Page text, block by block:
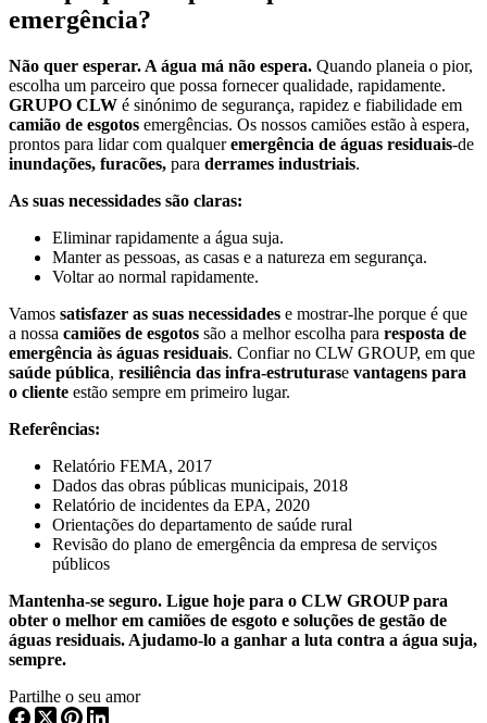
emergência?
Não quer esperar. A água má não espera. Quando planeia o pior,
escolha um parceiro que possa fornecer qualidade, rapidamente.
GRUPO CLW é sinónimo de segurança, rapidez e fiabilidade em
camião de esgotos emergências. Os nossos camiões estão à espera,
prontos para lidar com qualqueremergência de águas residuais-de
inundações, furacões, para derrames industriais.
As suas necessidades são claras:
Eliminar rapidamente a água suja.
Manter as pessoas, as casas e a natureza em segurança.
Voltar ao normal rapidamente.
Vamos satisfazer as suas necessidades e mostrar-lhe porque é que
a nossa camiões de esgotos são a melhor escolha para resposta de
emergência às águas residuais. Confiar no CLW GROUP, em que
saúde pública, resiliência das infra-estruturase vantagens para
o cliente estão sempre em primeiro lugar.
Referências:
Relatório FEMA, 2017
Dados das obras públicas municipais, 2018
Relatório de incidentes da EPA, 2020
Orientações do departamento de saúde rural
Revisão do plano de emergência da empresa de serviços
públicos
Mantenha-se seguro. Ligue hoje para o CLW GROUP para
obter o melhor em camiões de esgoto e soluções de gestão de
águas residuais. Ajudamo-lo a ganhar a luta contra a água suja,
sempre.
Partilhe o seu amor